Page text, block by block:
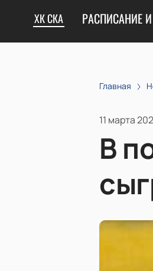
ХК СКА РАСПИСАНИЕ
Главная
11 марта
В